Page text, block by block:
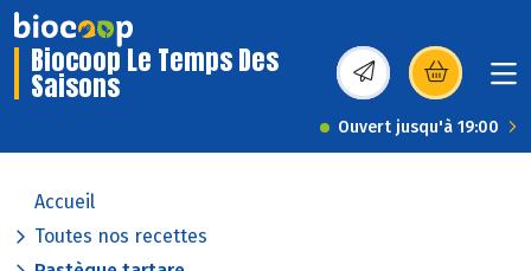
Biocoop Le Temps Des
Saisons (s’ouvre dans une
Ouvert jusqu'à 19:00
Accueil
Toutes nos recettes